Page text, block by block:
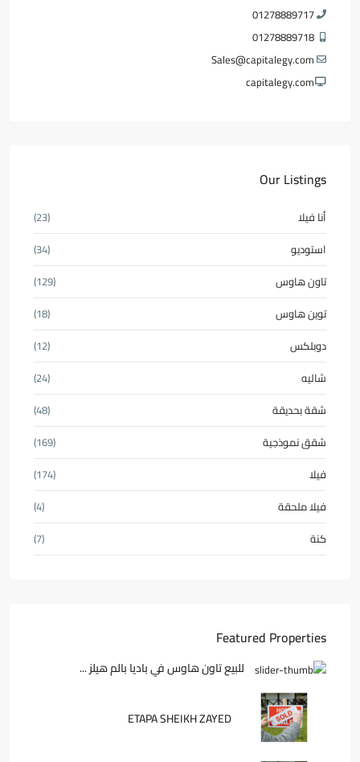
01278889717
01278889718
Sales@capitalegy.com
capitalegy.com
Our Listings
أنا فيلا
(23)
استوديو
(34)
تاون هاوس
(129)
توين هاوس
(18)
دوبلكس
(12)
شاليه
(24)
شقة بحديقة
(48)
شقق نموذجية
(169)
فيلا
(174)
فيلا ملحقة
(4)
كنة
(7)
Featured Properties
للبيع تاون هاوس في باديا بالم هيلز ...
ETAPA SHEIKH ZAYED